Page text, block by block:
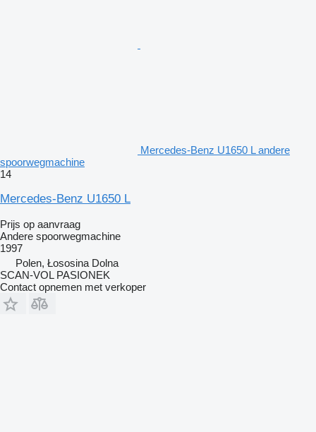
Mercedes-Benz U1650 L andere
spoorwegmachine
14
Mercedes-Benz U1650 L
Prijs op aanvraag
Andere spoorwegmachine
1997
Polen, Łososina Dolna
SCAN-VOL PASIONEK
Contact opnemen met verkoper